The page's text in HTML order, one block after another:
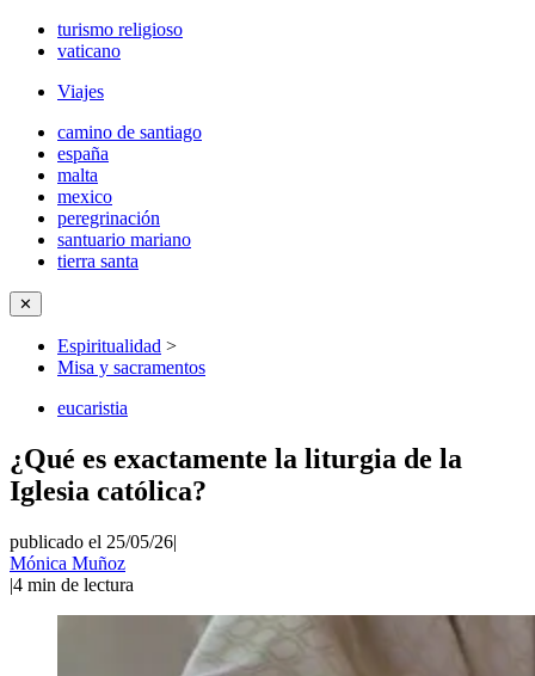
turismo religioso
vaticano
Viajes
camino de santiago
españa
malta
mexico
peregrinación
santuario mariano
tierra santa
✕
Espiritualidad >
Misa y sacramentos
eucaristia
¿Qué es exactamente la liturgia de la
Iglesia católica?
publicado el 25/05/26|
Mónica Muñoz
|4 min de lectura